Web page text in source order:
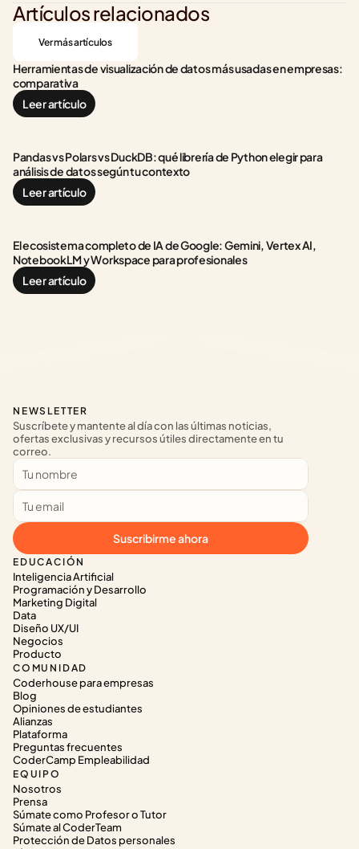
Artículos relacionados
Ver más artículos
Herramientas de visualización de datos más usadas en empresas:
comparativa
Leer artículo
Pandas vs Polars vs DuckDB: qué librería de Python elegir para
análisis de datos según tu contexto
Leer artículo
El ecosistema completo de IA de Google: Gemini, Vertex AI,
NotebookLM y Workspace para profesionales
Leer artículo
EDUCACIÓN
Inteligencia Artificial
Programación y Desarrollo
Marketing Digital
Data
Diseño UX/UI
Negocios
Producto
COMUNIDAD
Coderhouse para empresas
Blog
Opiniones de estudiantes
Alianzas
Plataforma
Preguntas frecuentes
CoderCamp Empleabilidad
EQUIPO
Nosotros
Prensa
Súmate como Profesor o Tutor
Súmate al CoderTeam
Protección de Datos personales
NEWSLETTER
Suscríbete y mantente al día con las últimas noticias,
ofertas exclusivas y recursos útiles directamente en tu
correo.
Suscribirme ahora